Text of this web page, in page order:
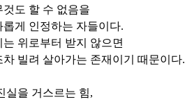
것도 할 수 없음을
롭게 인정하는 자들이다.
는 위로부터 받지 않으면
차 빌려 살아가는 존재이기 때문이다.
실을 거스르는 힘,